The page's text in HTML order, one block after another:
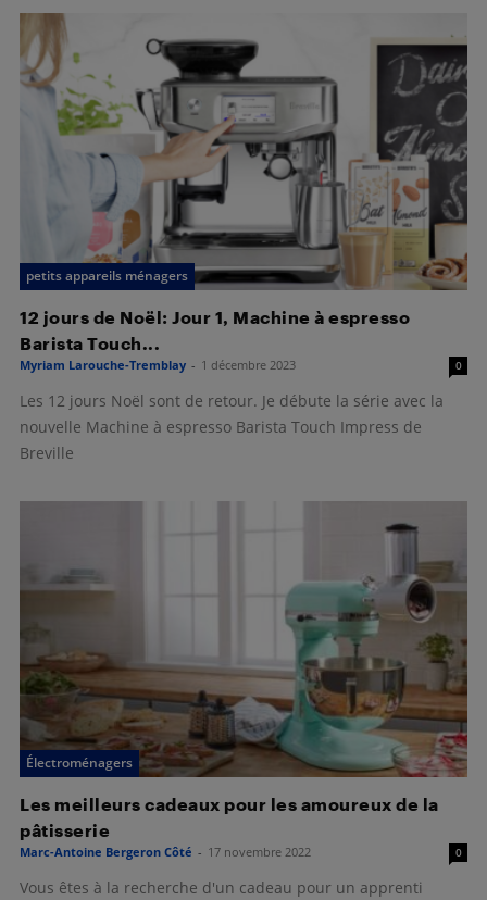
petits appareils ménagers
12 jours de Noël: Jour 1, Machine à espresso
Barista Touch...
Myriam Larouche-Tremblay - 1 décembre 2023 0
Les 12 jours Noël sont de retour. Je débute la série avec la
nouvelle Machine à espresso Barista Touch Impress de
Breville
Électroménagers
Les meilleurs cadeaux pour les amoureux de la
pâtisserie
Marc-Antoine Bergeron Côté - 17 novembre 2022 0
Vous êtes à la recherche d'un cadeau pour un apprenti